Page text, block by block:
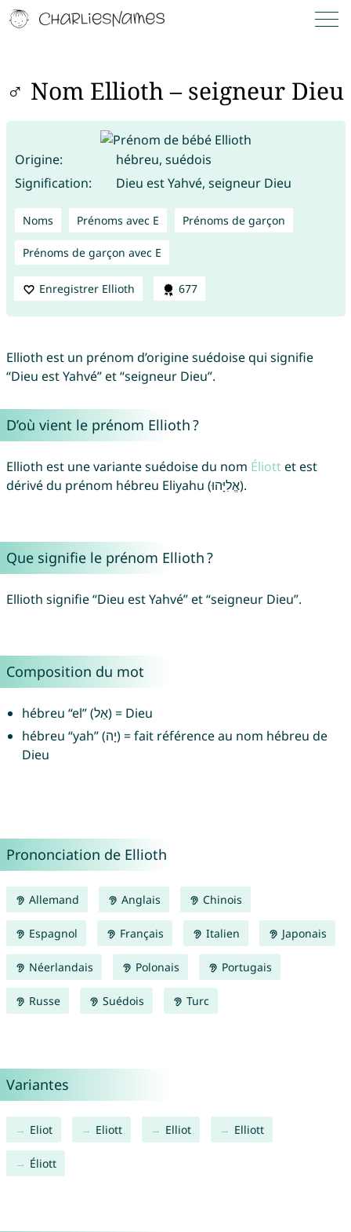
♂ Nom Ellioth – seigneur Dieu
Origine:
hébreu, suédois
Signification:
Dieu est Yahvé, seigneur Dieu
Noms Prénoms avec E Prénoms de garçon
Prénoms de garçon avec E
Enregistrer Ellioth 677
Ellioth est un prénom d’origine suédoise qui signifie
“Dieu est Yahvé” et “seigneur Dieu”.
D’où vient le prénom Ellioth ?
Ellioth est une variante suédoise du nom Éliottet est
dérivé du prénom hébreu Eliyahu (אֱלִיָּהוּ).
Que signifie le prénom Ellioth ?
Ellioth signifie “Dieu est Yahvé” et “seigneur Dieu”.
Composition du mot
hébreu “el” (אֵל) = Dieu
hébreu “yah” (יָה) = fait référence au nom hébreu de
Dieu
Prononciation de Ellioth
Allemand Anglais Chinois
Espagnol Français Italien Japonais
Néerlandais Polonais Portugais
Russe Suédois Turc
Variantes
Eliot Eliott Elliot Elliott
Éliott